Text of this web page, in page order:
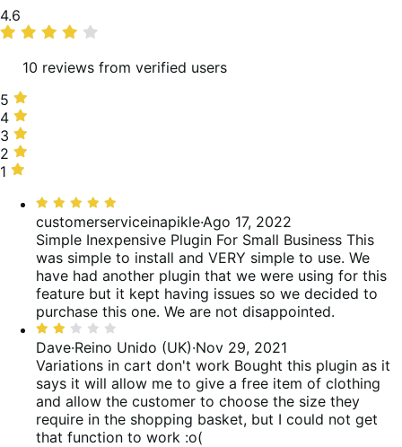
Promedio
de
4.6
10 reviews from verified users
5
estrellas,
80 %
de
valoraciones
5
4
estrellas,
10 %
de
4
3
estrellas,
0 %
valoraciones
3
2
estrellas,
valoraciones
2
1
0 %
valoraciones
1
Valoración:
5
de
5
customerserviceinapikle·Ago 17, 2022
Simple Inexpensive Plugin For Small Business This
was simple to install and VERY simple to use. We
have had another plugin that we were using for this
feature but it kept having issues so we decided to
purchase this one. We are not disappointed.
Valoración:
2
de
5
Dave·Reino Unido (UK)·Nov 29, 2021
Variations in cart don't work Bought this plugin as it
says it will allow me to give a free item of clothing
and allow the customer to choose the size they
require in the shopping basket, but I could not get
that function to work :o(